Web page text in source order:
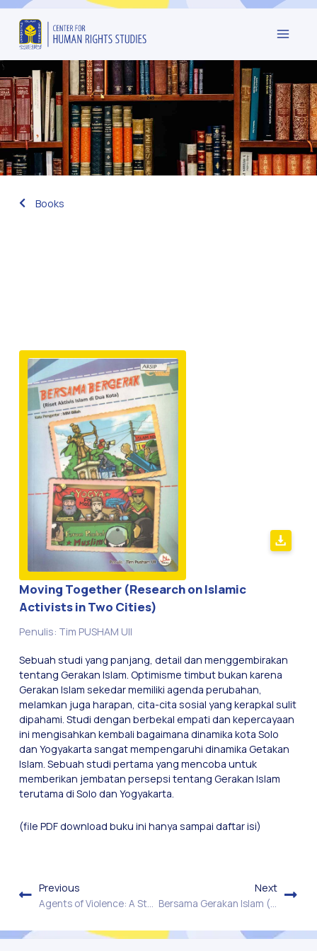
Books
Moving Together (Research on Islamic
Activists in Two Cities)
Penulis: Tim PUSHAM UII
Sebuah studi yang panjang, detail dan menggembirakan
tentang Gerakan Islam. Optimisme timbut bukan karena
Gerakan Islam sekedar memiliki agenda perubahan,
melamkan juga harapan, cita-cita sosial yang kerapkal sulit
dipahami. Studi dengan berbekal empati dan kepercayaan
ini mengisahkan kembali bagaimana dinamika kota Solo
dan Yogyakarta sangat mempengaruhi dinamika Getakan
Islam. Sebuah studi pertama yang mencoba untuk
memberikan jembatan persepsi tentang Gerakan Islam
terutama di Solo dan Yogyakarta.
(file PDF download buku ini hanya sampai daftar isi)
Previous Next